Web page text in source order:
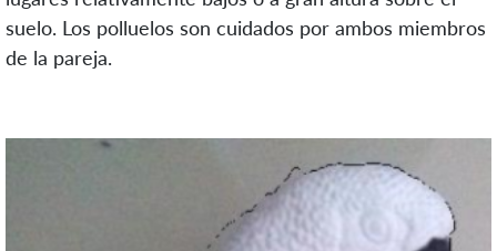
suelo. Los polluelos son cuidados por ambos miembros
de la pareja.